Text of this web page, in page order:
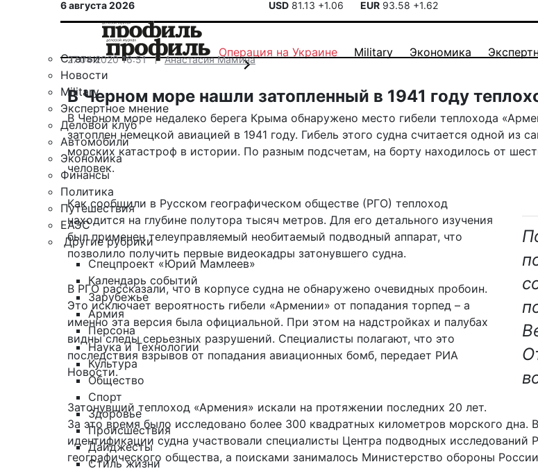
6 августа 2026 USD 81.13 +1.06 EUR 93.58 +1.62
Статьи
Новости
Military
Экспертное мнение
Деловой клуб
Автомобили
Экономика
Финансы
Политика
Путешествия
ЕАЭС
Другие рубрики
Спецпроект «Юрий Мамлеев»
Календарь событий
Зарубежье
Армия
Персона
Наука и Технологии
Культура
Общество
Спорт
Здоровье
Происшествия
Дайджесты
Стиль жизни
Операция на Украине Military Экономика
27.04.2020 16:51 Анастасия Мамина
В Черном море нашли затопленный в 1941 году
В Черном море недалеко берега Крыма обнаружено место гибели теплохода
затоплен немецкой авиацией в 1941 году. Гибель этого судна считается одной из
морских катастроф в истории. По разным подсчетам, на борту находилось от
человек.
Как сообщили в Русском географическом обществе (РГО) теплоход
находится на глубине полутора тысяч метров. Для его детального изучения
был применен телеуправляемый необитаемый подводный аппарат, что
позволило получить первые видеокадры затонувшего судна.
В РГО рассказали, что в корпусе судна не обнаружено очевидных пробоин.
Это исключает вероятность гибели «Армении» от попадания торпед – а
именно эта версия была официальной. При этом на надстройках и палубах
видны следы серьезных разрушений. Специалисты полагают, что это
последствия взрывов от попадания авиационных бомб, передает РИА
Новости.
Затонувший теплоход «Армения» искали на протяжении последних 20 лет.
За это время было исследовано более 300 квадратных километров морского дна.
идентификации судна участвовали специалисты Центра подводных исследований
географического общества, а поисками занималось Министерство обороны